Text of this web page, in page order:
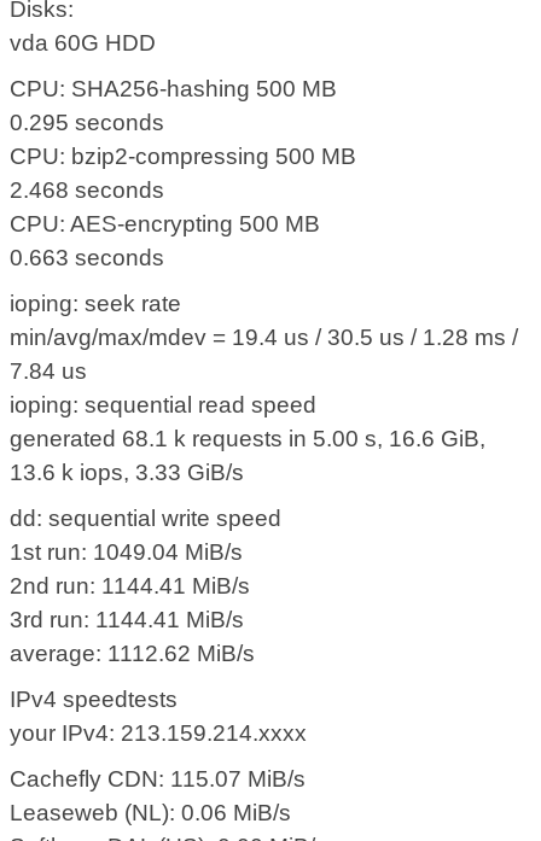
Disks:
vda 60G HDD
CPU: SHA256-hashing 500 MB
0.295 seconds
CPU: bzip2-compressing 500 MB
2.468 seconds
CPU: AES-encrypting 500 MB
0.663 seconds
ioping: seek rate
min/avg/max/mdev = 19.4 us / 30.5 us / 1.28 ms /
7.84 us
ioping: sequential read speed
generated 68.1 k requests in 5.00 s, 16.6 GiB,
13.6 k iops, 3.33 GiB/s
dd: sequential write speed
1st run: 1049.04 MiB/s
2nd run: 1144.41 MiB/s
3rd run: 1144.41 MiB/s
average: 1112.62 MiB/s
IPv4 speedtests
your IPv4: 213.159.214.xxxx
Cachefly CDN: 115.07 MiB/s
Leaseweb (NL): 0.06 MiB/s